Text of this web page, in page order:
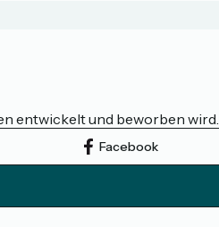
entwickelt und beworben wird.
Facebook